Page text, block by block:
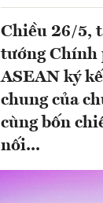
Chiều 26/5,
tướng Chính
ASEAN ký
chung của
cùng bốn
nối...